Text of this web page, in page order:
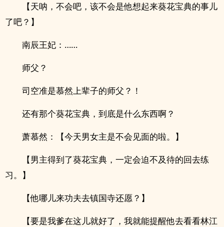
【天呐，不会吧，该不会是他想起来葵花宝典的事儿
了吧？】
南辰王妃：……
师父？
司空准是慕然上辈子的师父？！
还有那个葵花宝典，到底是什么东西啊？
萧慕然：【今天男女主是不会见面的啦。】
【男主得到了葵花宝典，一定会迫不及待的回去练
习。】
【他哪儿来功夫去镇国寺还愿？】
【要是我爹在这儿就好了，我就能提醒他去看看林江